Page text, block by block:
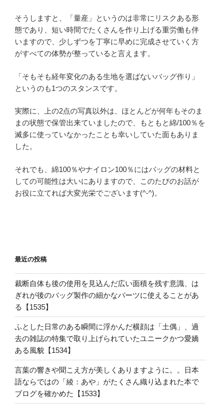
そうしますと、「量産」というのは非常にリスクある形
態であり、短い時間でたくさんを作り上げる重労働も伴
いますので、少しずつを丁寧に早めに完成させていく方
がすべての体勢が整っていると言えます。
「そもそも経年変化のある生地を選ばないバッグ作り」
というのも1つのスタンスです。
実際に、上の2点の写真以外は、ほとんどが何年もそのま
まの状態で保管出来ていましたので、もともと綿/100％を
滅多に使っていなかったことも幸いしていた面もありま
した。
それでも、綿100％やナイロン100％にはバッグの材料と
しての可能性は大いにありますので、このたびのお話が
お役に立てれば大変光栄でございます(^-^)。
最近の投稿
裁断自体も後の使用を見込んだ広い面積を残す意識、は
ぎれが後のバッグ製作の細かなパーツに使えることがあ
る【1535】
ふとした日常のある瞬間に浮かんだ横顔は「土偶」、過
去の雑誌の特集で取り上げられていたユニークかつ愛嬌
ある風貌【1534】
言葉の響きや聞こえ方が美しくありますように。。日本
語ならではの「綾：あや」がたくさん織り込まれた本で
ブログを確かめた【1533】